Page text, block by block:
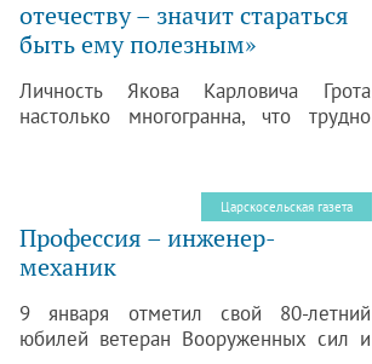
часть жизни пушкинцев и павловчан,
неся своим читателям оперативную
информацию обо всех сферах жизни
района.
отечеству – значит стараться
быть ему полезным»
Личность Якова Карловича Грота
настолько многогранна, что трудно
преподавательская деятельность,
литературное творчество, архивные
изыскания или коллекционирование
документов и свидетельств прошлого,
отдавался целиком, без остатка.
Царскосельская газета
Профессия – инженер-
механик
9 января отметил свой 80-летний
юбилей ветеран Вооруженных сил и